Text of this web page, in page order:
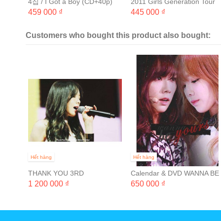
4집 / I Got a Boy (CD+40p)
459 000 ₫
2011 Girls Generation Tour
(2CD+60P 화보집) [포스터+지
445 000 ₫
Customers who bought this product also bought:
Hết hàng
THANK YOU 3RD
PHOTOBOOK "MERCI"
1 200 000 ₫
Hết hàng
Calendar & DVD WANNA BE
YOURS (Expecto Patronum)
650 000 ₫